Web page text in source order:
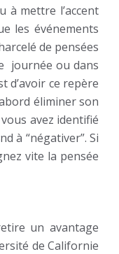
à mettre l’accent
les événements
de pensées
journée ou dans
d’avoir ce repère
éliminer son
avez identifié
à “négativer”. Si
vite la pensée
un avantage
de Californie